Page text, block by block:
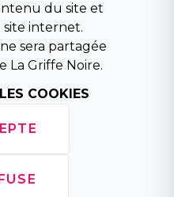
vente
du site et
site internet.
sera partagée
La Griffe Noire.
COOKIES